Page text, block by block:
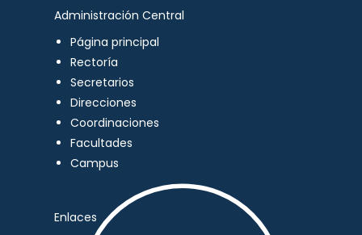
Administración Central
Página principal
Rectoría
Secretarios
Direcciones
Coordinaciones
Facultades
Campus
Enlaces